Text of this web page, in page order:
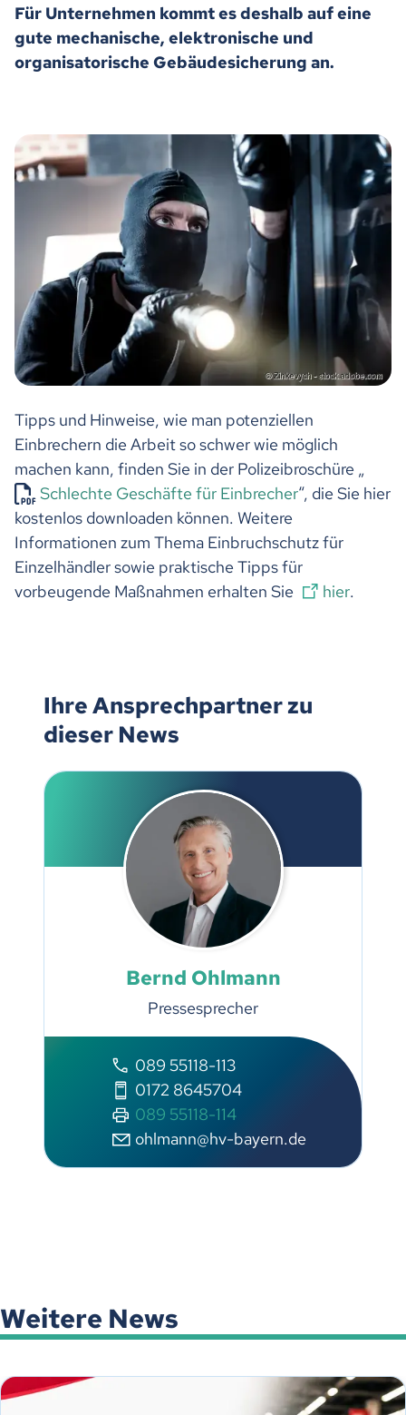
Für Unternehmen kommt es deshalb auf eine
gute mechanische, elektronische und
organisatorische Gebäudesicherung an.
Tipps und Hinweise, wie man potenziellen
Einbrechern die Arbeit so schwer wie möglich
machen kann, finden Sie in der Polizeibroschüre „
Schlechte Geschäfte für Einbrecher“, die Sie hier
kostenlos downloaden können. Weitere
Informationen zum Thema Einbruchschutz für
Einzelhändler sowie praktische Tipps für
vorbeugende Maßnahmen erhalten Sie
hier.
Ihre Ansprechpartner zu
dieser News
Bernd Ohlmann
Pressesprecher
089 55118-113
0172 8645704
089 55118-114
ohlmann@hv-bayern.de
Weitere News